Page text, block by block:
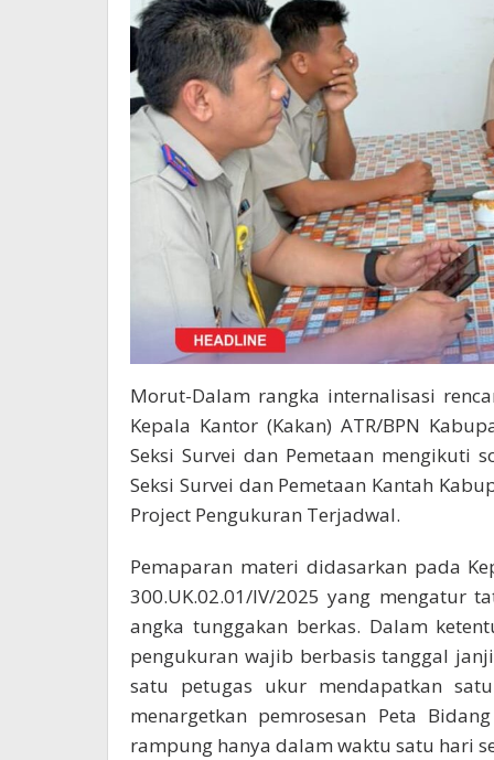
Morut-Dalam rangka internalisasi
Kepala Kantor (Kakan) ATR/BPN
Seksi Survei dan Pemetaan mengikuti
Seksi Survei dan Pemetaan Kantah
Project Pengukuran Terjadwal.
Pemaparan materi didasarkan pada
300.UK.02.01/IV/2025 yang mengatur
angka tunggakan berkas. Dalam
pengukuran wajib berbasis tanggal
satu petugas ukur mendapatkan
menargetkan pemrosesan Peta
rampung hanya dalam waktu satu hari